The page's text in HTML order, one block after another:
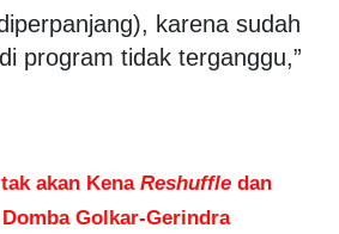
karena sudah
program tidak terganggu,”
akan Kena Reshuffle dan
Golkar-Gerindra